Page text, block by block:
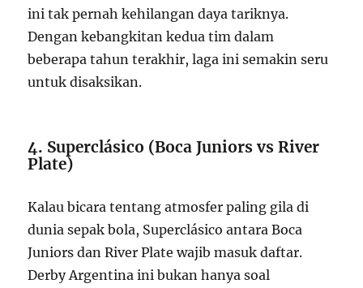
ini tak pernah kehilangan daya tariknya.
Dengan kebangkitan kedua tim dalam
beberapa tahun terakhir, laga ini semakin seru
untuk disaksikan.
4. Superclásico (Boca Juniors vs River
Plate)
Kalau bicara tentang atmosfer paling gila di
dunia sepak bola, Superclásico antara Boca
Juniors dan River Plate wajib masuk daftar.
Derby Argentina ini bukan hanya soal